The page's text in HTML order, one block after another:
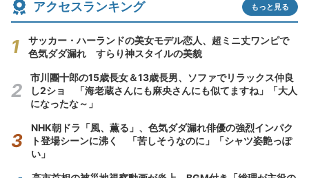
アクセスランキング もっと見る
サッカー・ハーランドの美女モデル恋人、超ミニ丈ワンピで
色気ダダ漏れ すらり神スタイルの美貌
市川團十郎の15歳長女＆13歳長男、ソファでリラックス仲良
し2ショ 「海老蔵さんにも麻央さんにも似てますね」「大人
になったな～」
NHK朝ドラ「風、薫る」、色気ダダ漏れ俳優の強烈インパク
ト登場シーンに沸く 「苦しそうなのに」「シャツ姿艶っぽ
い」